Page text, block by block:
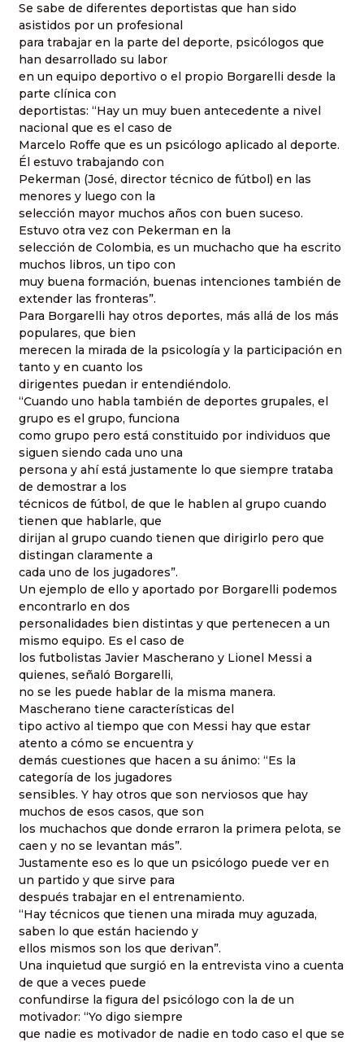
Se sabe de diferentes deportistas que han sido
asistidos por un profesional
para trabajar en la parte del deporte, psicólogos que
han desarrollado su labor
en un equipo deportivo o el propio Borgarelli desde la
parte clínica con
deportistas: “Hay un muy buen antecedente a nivel
nacional que es el caso de
Marcelo Roffe que es un psicólogo aplicado al deporte.
Él estuvo trabajando con
Pekerman (José, director técnico de fútbol) en las
menores y luego con la
selección mayor muchos años con buen suceso.
Estuvo otra vez con Pekerman en la
selección de Colombia, es un muchacho que ha escrito
muchos libros, un tipo con
muy buena formación, buenas intenciones también de
extender las fronteras”.
Para Borgarelli hay otros deportes, más allá de los más
populares, que bien
merecen la mirada de la psicología y la participación en
tanto y en cuanto los
dirigentes puedan ir entendiéndolo.
“Cuando uno habla también de deportes grupales, el
grupo es el grupo, funciona
como grupo pero está constituido por individuos que
siguen siendo cada uno una
persona y ahí está justamente lo que siempre trataba
de demostrar a los
técnicos de fútbol, de que le hablen al grupo cuando
tienen que hablarle, que
dirijan al grupo cuando tienen que dirigirlo pero que
distingan claramente a
cada uno de los jugadores”.
Un ejemplo de ello y aportado por Borgarelli podemos
encontrarlo en dos
personalidades bien distintas y que pertenecen a un
mismo equipo. Es el caso de
los futbolistas Javier Mascherano y Lionel Messi a
quienes, señaló Borgarelli,
no se les puede hablar de la misma manera.
Mascherano tiene características del
tipo activo al tiempo que con Messi hay que estar
atento a cómo se encuentra y
demás cuestiones que hacen a su ánimo: “Es la
categoría de los jugadores
sensibles. Y hay otros que son nerviosos que hay
muchos de esos casos, que son
los muchachos que donde erraron la primera pelota, se
caen y no se levantan más”.
Justamente eso es lo que un psicólogo puede ver en
un partido y que sirve para
después trabajar en el entrenamiento.
“Hay técnicos que tienen una mirada muy aguzada,
saben lo que están haciendo y
ellos mismos son los que derivan”.
Una inquietud que surgió en la entrevista vino a cuenta
de que a veces puede
confundirse la figura del psicólogo con la de un
motivador: “Yo digo siempre
que nadie es motivador de nadie en todo caso el que se